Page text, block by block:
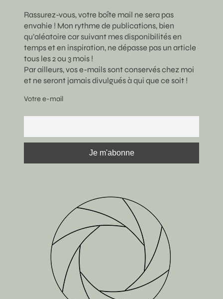
Rassurez-vous, votre boîte mail ne sera pas
envahie ! Mon rythme de publications, bien
qu’aléatoire car suivant mes disponibilités en
temps et en inspiration, ne dépasse pas un article
tous les 2 ou 3 mois !
Par ailleurs, vos e-mails sont conservés chez moi
et ne seront jamais divulgués à qui que ce soit !
Votre e-mail